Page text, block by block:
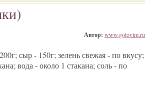
Автор: www.gotovim.ru
сыр - 150г; зелень свежая - по вкусу;
вода - около 1 стакана; соль - по